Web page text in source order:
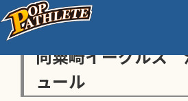
向粟崎イーグルス
ュール